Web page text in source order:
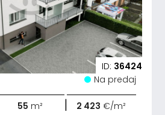
ID: 36424
Na predaj
55 m² | 2 423 €/m²